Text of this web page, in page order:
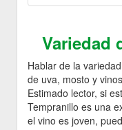
Variedad
Hablar de la
de uva, mosto y
Estimado lector, si
Tempranillo es una
el vino es joven,